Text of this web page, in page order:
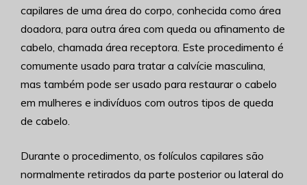
capilares de uma área do corpo, conhecida como área
doadora, para outra área com queda ou afinamento de
cabelo, chamada área receptora. Este procedimento é
comumente usado para tratar a calvície masculina,
mas também pode ser usado para restaurar o cabelo
em mulheres e indivíduos com outros tipos de queda
de cabelo.
Durante o procedimento, os folículos capilares são
normalmente retirados da parte posterior ou lateral do